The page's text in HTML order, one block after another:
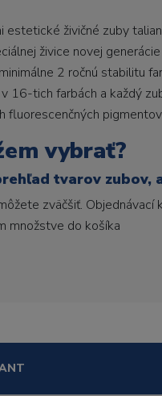
živičné zuby
živice novej
2 ročnú stabilitu
16-tich farbách a každý
fluorescenčných
vybrať?
tvarov
zväčšiť.
množstve do košíka